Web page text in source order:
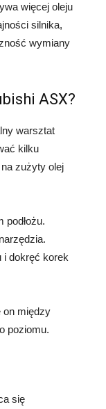
więcej oleju
silnika,
wymiany
ASX?
warsztat
kilku
zużyty olej
podłożu.
i dokręć korek
on między
poziomu.
się